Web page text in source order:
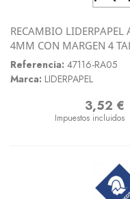
RECAMBIO LIDERPAPEL
4MM CON MARGEN 4
Referencia: 47116-RA05
Marca: LIDERPAPEL
3,52 €
Impuestos incluidos